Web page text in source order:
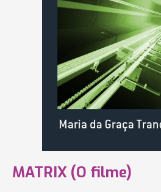
MATRIX (O filme)